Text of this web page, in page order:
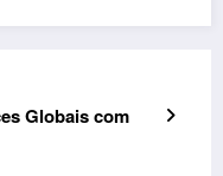
Globais com